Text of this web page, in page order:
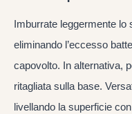
Imburrate leggermente lo
eliminando l’eccesso
capovolto. In alternativa,
ritagliata sulla base.
livellando la superficie